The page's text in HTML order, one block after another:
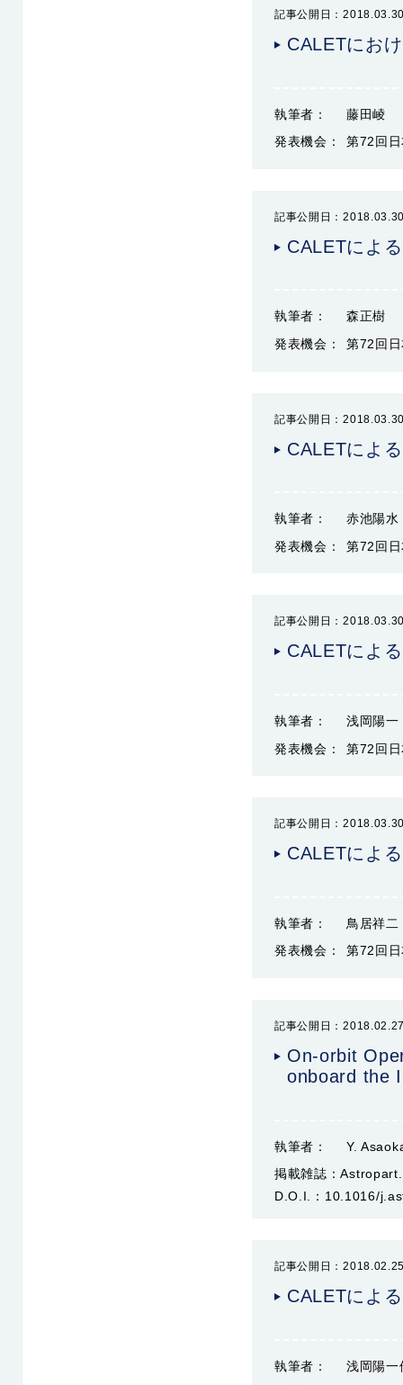
記事公開日：
CALETにお
執筆者：
藤田崚
発表機会：
第72回
記事公開日：
CALETによ
執筆者：
森正樹
発表機会：
第72回
記事公開日：
CALETによ
執筆者：
赤池陽水
発表機会：
第72回
記事公開日：
CALETによ
執筆者：
浅岡陽一
発表機会：
第72回
記事公開日：
CALETによ
執筆者：
鳥居祥二
発表機会：
第72回
記事公開日：
On-orbit
onboard the
執筆者：
Y.
掲載雑誌：
D.O.I.： 10.1016/
記事公開日：
CALETによ
執筆者：
浅岡陽一